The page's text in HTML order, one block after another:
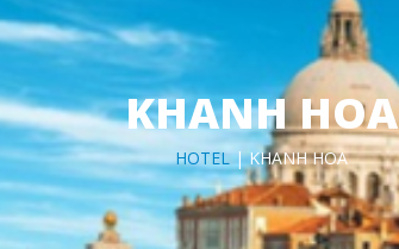
KHANH HOA
HOTEL| KHANH HOA